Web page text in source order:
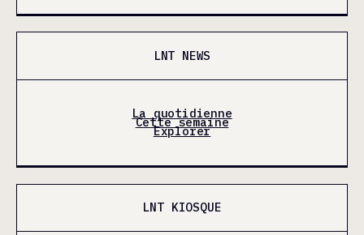
LNT NEWS
La quotidienne
Cette semaine
Explorer
LNT KIOSQUE